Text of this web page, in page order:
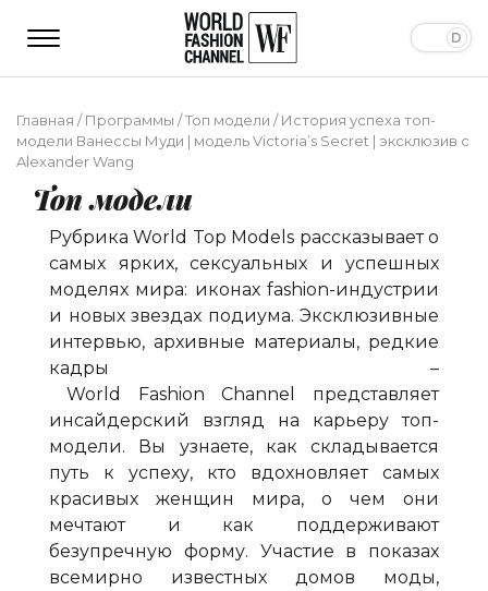
Главная /Программы /Топ модели /История успеха топ-
модели Ванессы Муди | модель Victoria’s Secret | эксклюзив с
Alexander Wang
Топ модели
РубрикаWorld Top Models рассказывает о
самых ярких, сексуальных и успешных
моделях мира: иконах fashion-индустрии
и новых звездах подиума. Эксклюзивные
интервью, архивные материалы, редкие
кадры –
World
Fashion Channel
представляет
инсайдерский взгляд на карьеру топ-
модели. Вы узнаете, как складывается
путь к успеху, кто вдохновляет самых
красивых женщин мира, о чем они
мечтают и как поддерживают
безупречную форму. Участие в показах
всемирно известных домов моды,